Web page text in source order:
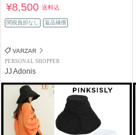
¥8,500送料込
関税負担なし 返品補償
VARZAR
PERSONAL SHOPPER
JJ Adonis